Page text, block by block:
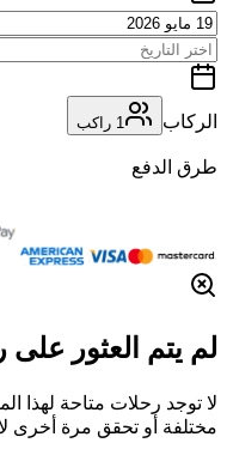
الركاب 1 راكب
طرق الدفع
لم يتم العثور
لا توجد رحلات متاحة لهذا
مختلفة أو تحقق مرة أخرى